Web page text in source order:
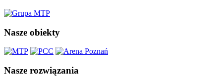
Nasze obiekty
Nasze rozwiązania